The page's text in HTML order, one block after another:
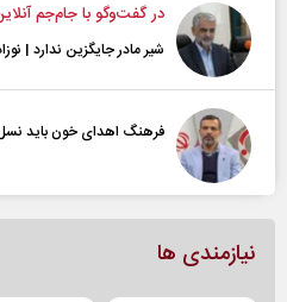
در گفت‌و‌گو با جام‌جم
شیر مادر جایگزین ندارد |
فرهنگ اهدای خون باید
نیازمندی ها